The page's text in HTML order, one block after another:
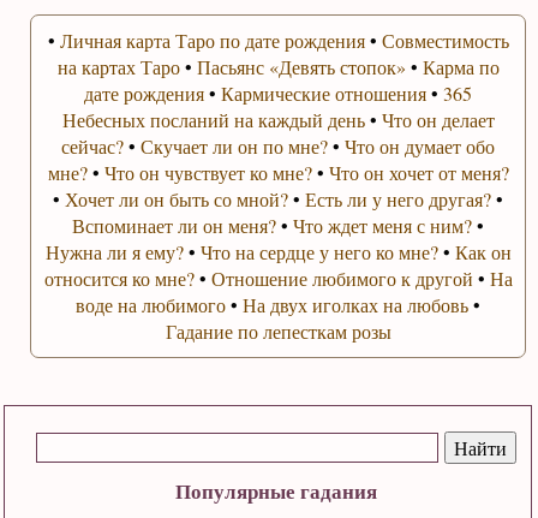
Популярные гадания
• Личная карта Таро по дате рождения• Совместимость
на картах Таро• Пасьянс «Девять стопок» • Карма по
дате рождения•Кармические отношения•365
Небесных посланий на каждый день• Что он делает
сейчас?•Скучает ли он по мне?•Что он думает обо
мне?• Что он чувствует ко мне?• Что он хочет от меня?
• Хочет ли он быть со мной?•Есть ли у него другая?•
Вспоминает ли он меня?•Что ждет меня с ним?•
Нужна ли я ему?• Что на сердце у него ко мне?• Как он
относится ко мне?• Отношение любимого к другой • На
воде на любимого•На двух иголках на любовь•
Гадание по лепесткам розы